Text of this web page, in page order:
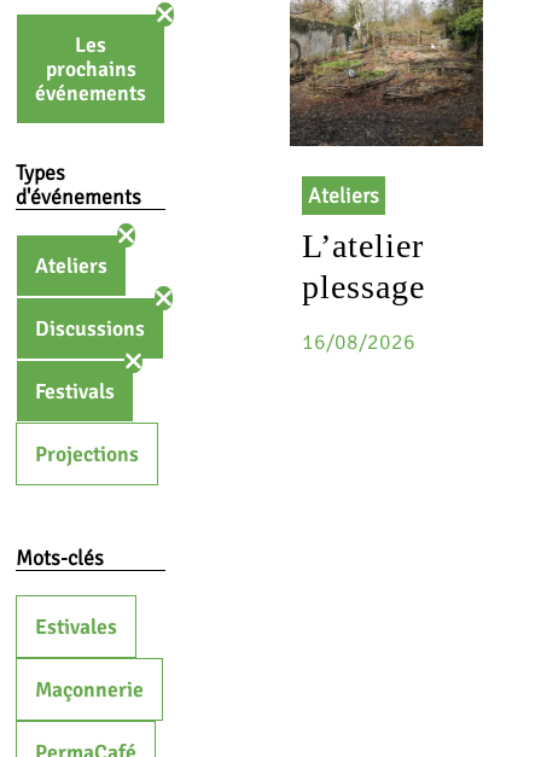
Les
prochains
événements
Types
d'événements
Ateliers
Discussions
Festivals
Projections
Mots-clés
Estivales
Maçonnerie
Ateliers
L’atelier
plessage
16/08/2026